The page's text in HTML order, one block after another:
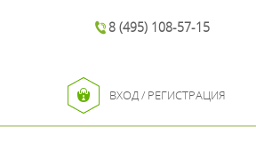
8 (495) 108-57-15
ВХОД / РЕГИСТРАЦИЯ